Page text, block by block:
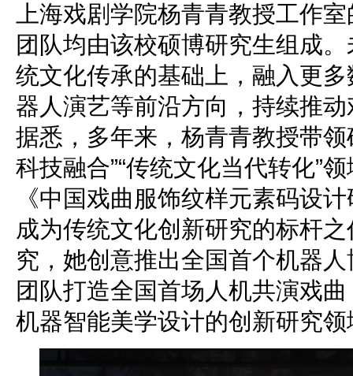
上海戏剧学院杨青青教授工作
团队均由该校硕博研究生组成
统文化传承的基础上，融入更
器人演艺等前沿方向，持续推
据悉，多年来，杨青青教授带
科技融合”“传统文化当代转化”
《中国戏曲服饰纹样元素码设
成为传统文化创新研究的标杆
究，她创意推出全国首个机器人
团队打造全国首场人机共演戏
机器智能美学设计的创新研究领